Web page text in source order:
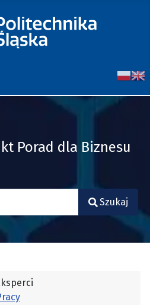
Porad dla Biznesu
2 or more characters for
Szukaj